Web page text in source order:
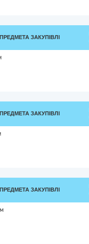
ЗАКУПІВЛІ
ЗАКУПІВЛІ
ЗАКУПІВЛІ